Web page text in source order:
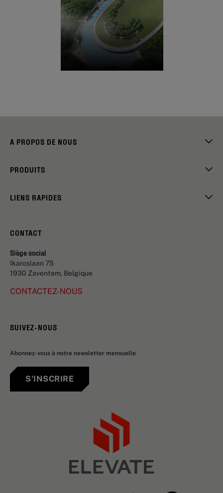
A PROPOS DE NOUS
PRODUITS
LIENS RAPIDES
CONTACT
Siège social
Ikaroslaan 75
1930 Zaventem, Belgique
CONTACTEZ-NOUS
SUIVEZ-NOUS
Abonnez-vous à notre newsletter mensuelle
S'INSCRIRE